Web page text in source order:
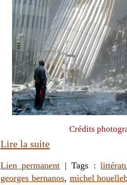
Crédits
Lire la suite
Lien permanent | Tags :
georges bernanos, michel